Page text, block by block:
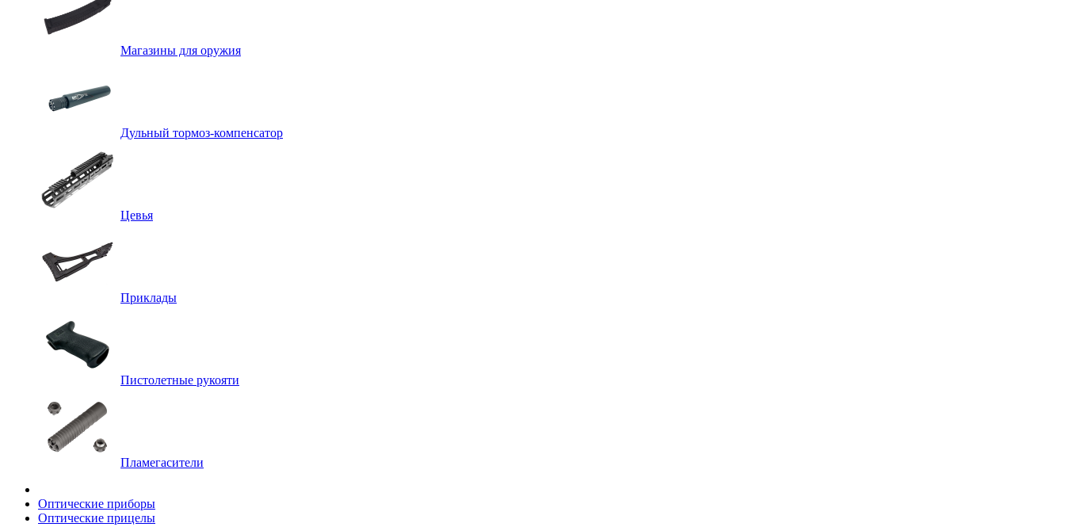
Магазины для оружия
Дульный тормоз-компенсатор
Цевья
Приклады
Пистолетные рукояти
Пламегасители
Оптические приборы
Оптические прицелы